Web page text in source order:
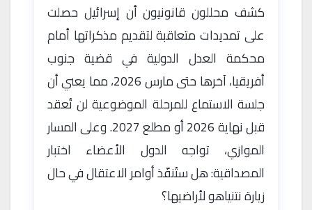
كشف محللون قانونيون أن إسرائيل حصلت
على تمديدات متعاقبة لتقديم مذكراتها أمام
محكمة العدل الدولية في قضية جنوب
أفريقيا، آخرها حتى مارس 2026، مما يعني أن
جلسة الاستماع للمرحلة الموضوعية لن تُعقد
قبل نهاية 2026 أو مطلع 2027. وعلى المسار
الموازي، تواجه الدول الأعضاء اختبار
المصداقية: هل ستُنفّذ أوامر الاعتقال في حال
زيارة نتنياهو لأراضيها؟